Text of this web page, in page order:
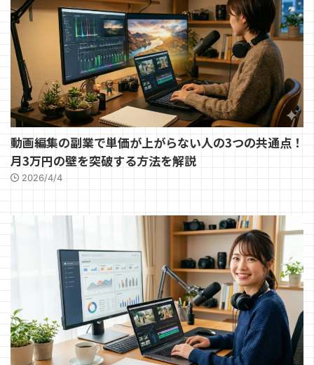
動画編集の副業で単価が上がらない人の3つの共通点！
月3万円の壁を突破する方法を解説
2026/4/4